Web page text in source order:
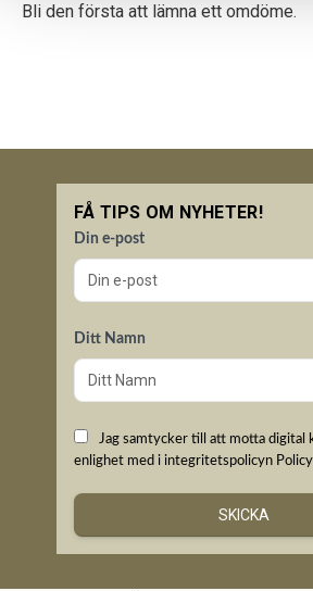
Bli den första att lämna ett omdöme.
FÅ TIPS OM NYHETER!
Din e-post
Ditt Namn
Jag samtycker till att motta digital
enlighet med i integritetspolicyn
SKICKA